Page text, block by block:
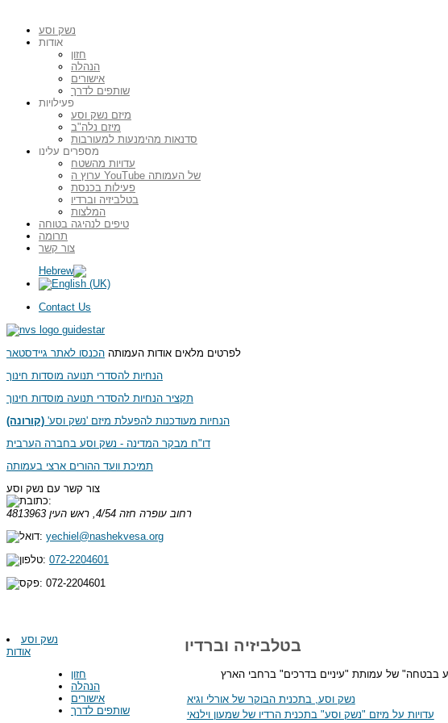
נשק וסע
אודות
חזון
הנהלה
אישורים
שותפים לדרך
פעילויות
מיזם נשק וסע
מיזם נלה"ב
סדנאות מהימנעות למעורבות
מספרים עלינו
עדויות מהשטח
ערוץ ה YouTube של העמותה
פעילות בכנסת
בטלביזיה וברדיו
המלצות
טיפים לנהיגה בטוחה
תרומה
צור קשר
Contact Us
לפרטים מלאים אודות העמותה הכנסו לאתר גיידסטאר
הנחיות להסדרי תנועה מוסדות חינוך
תקציר הנחיות להסדרי תנועה מוסדות חינוך
הנחיות מעודכנות להפעלת מיזם 'נשק וסע' (קורונה)
דו"ח מבקר המדינה - נשק וסע בחברה הערבית
תמיכת וועד ההורים ארצי בעמותה
צור קשר עם נשק וסע
רחוב עופרה חזה 4/54, ראש העין
4813963
yechiel@nashekvesa.org
072-2204601
072-2204601
נשק וסע
אודות
חזון
הנהלה
אישורים
שותפים לדרך
בטלביזיה וברדיו
בבטחה" של עמותת "עיניים בדרכים" ברחבי הארץ
נשק וסע, בתכנית הבוקר של אורלי וגיא
עדויות על מיזם "נשק וסע" בתכנית הרדיו של שמעון וילנאי